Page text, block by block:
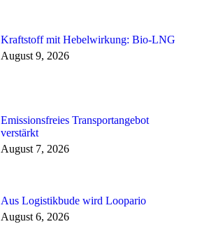
Kraftstoff mit Hebelwirkung: Bio-LNG
August 9, 2026
Emissionsfreies Transportangebot
verstärkt
August 7, 2026
Aus Logistikbude wird Loopario
August 6, 2026